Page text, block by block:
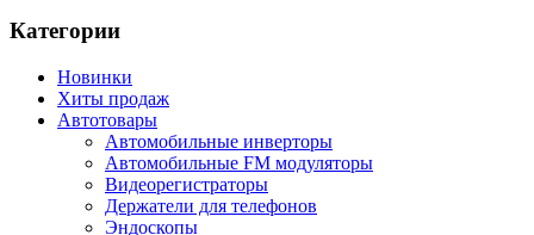
Категории
Новинки
Хиты продаж
Автотовары
Автомобильные инверторы
Автомобильные FM модуляторы
Видеорегистраторы
Держатели для телефонов
Эндоскопы